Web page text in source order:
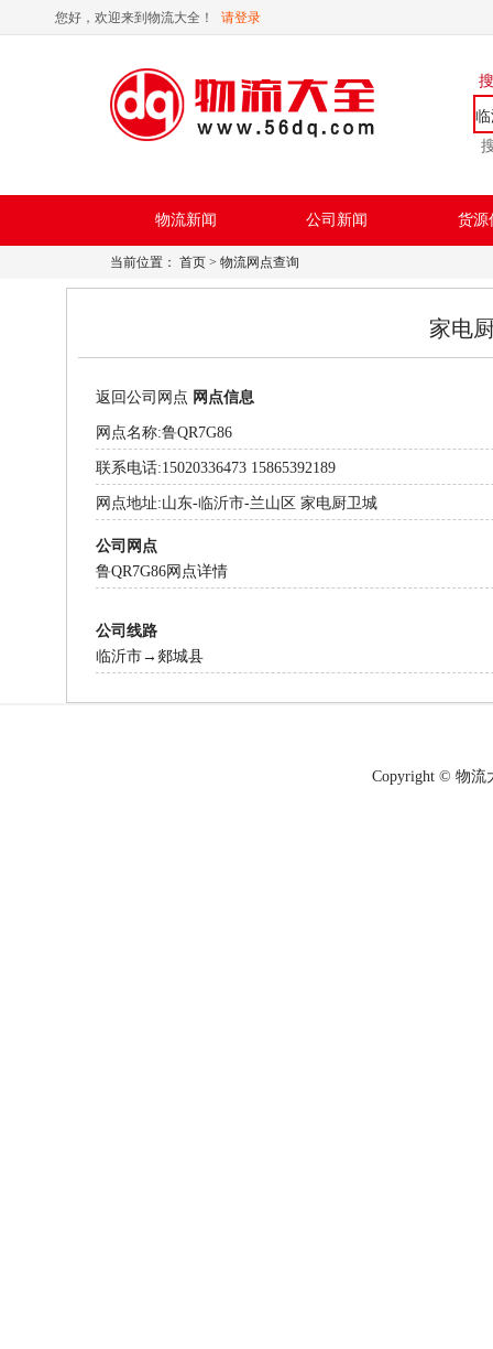
您好，欢迎来到物流大全！ 请登录
物流新闻 公司新闻 货源
当前位置： 首页 > 物流网点查询
家电
返回公司网点 网点信息
网点名称:鲁QR7G86
联系电话:15020336473 15865392189
网点地址:山东-临沂市-兰山区 家电厨卫城
公司网点
鲁QR7G86网点详情
公司线路
临沂市→郯城县
Copyright © 物流